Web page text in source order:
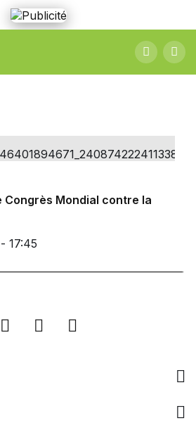
Congrès Mondial contre la
17:45